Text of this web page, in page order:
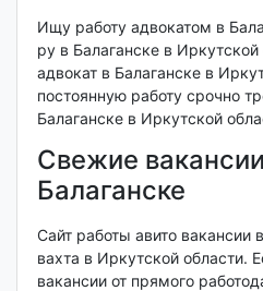
Ищу работу адвокатом в
ру в Балаганске в Иркутской
адвокат в Балаганске в
постоянную работу срочно
Балаганске в Иркутской
Свежие
Балаганске
Сайт работы авито вакансии
вахта в Иркутской области.
вакансии от прямого